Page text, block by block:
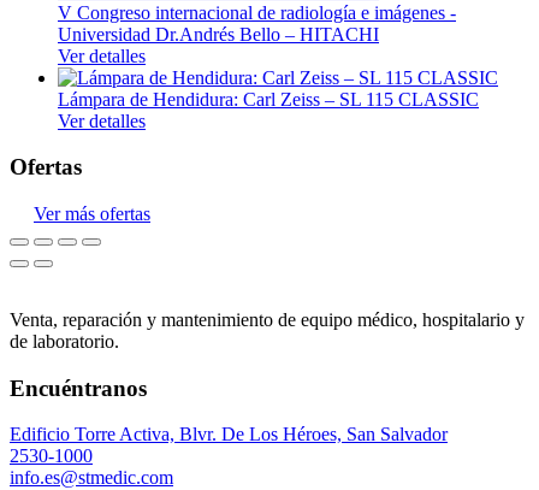
V Congreso internacional de radiología e imágenes -
Universidad Dr.Andrés Bello – HITACHI
Ver detalles
Lámpara de Hendidura: Carl Zeiss – SL 115 CLASSIC
Ver detalles
Ofertas
Ver más ofertas
Venta, reparación y mantenimiento de equipo médico, hospitalario y
de laboratorio.
Encuéntranos
Edificio Torre Activa, Blvr. De Los Héroes, San Salvador
2530-1000
info.es@stmedic.com